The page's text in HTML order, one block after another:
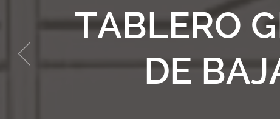
TABLERO
DE